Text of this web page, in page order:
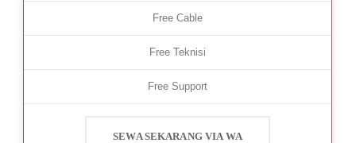
Free Cable
Free Teknisi
Free Support
SEWA SEKARANG VIA WA